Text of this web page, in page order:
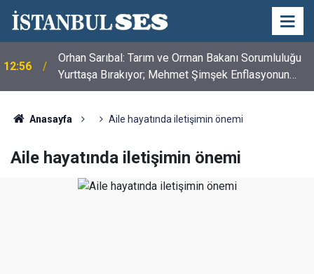
12:56
Orhan Sarıbal: Tarım ve Orman Bakanı Sorumluluğu
Yurttaşa Bırakıyor; Mehmet Şimşek Enflasyonun
Değil, Çiftçinin Belini Kırdı
Anasayfa Aile hayatında iletişimin önemi
Aile hayatında iletişimin önemi